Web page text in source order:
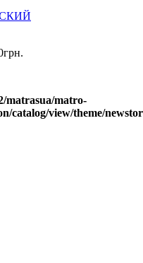
matrasua/matro-
catalog/view/theme/